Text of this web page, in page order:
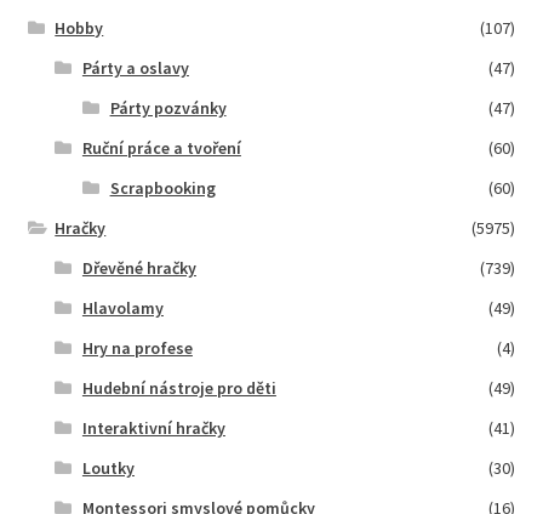
Hobby
(107)
Párty a oslavy
(47)
Párty pozvánky
(47)
Ruční práce a tvoření
(60)
Scrapbooking
(60)
Hračky
(5975)
Dřevěné hračky
(739)
Hlavolamy
(49)
Hry na profese
(4)
Hudební nástroje pro děti
(49)
Interaktivní hračky
(41)
Loutky
(30)
Montessori smyslové pomůcky
(16)